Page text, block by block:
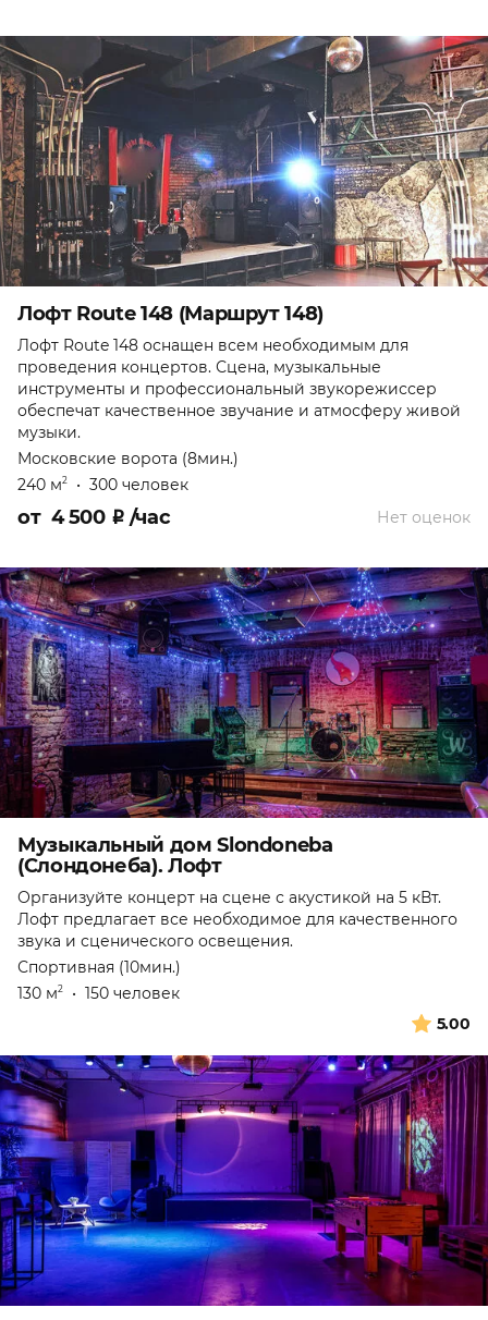
Лофт Route 148 (Маршрут 148)
Лофт Route 148 оснащен всем необходимым для
проведения концертов. Сцена, музыкальные
инструменты и профессиональный звукорежиссер
обеспечат качественное звучание и атмосферу живой
музыки.
Московские ворота (8мин.)
240 м2 • 300 человек
Нет оценок
от 4 500 ₽ /час
Музыкальный дом Slondoneba
(Слондонеба). Лофт
Организуйте концерт на сцене с акустикой на 5 кВт.
Лофт предлагает все необходимое для качественного
звука и сценического освещения.
Спортивная (10мин.)
130 м2 • 150 человек
5.00